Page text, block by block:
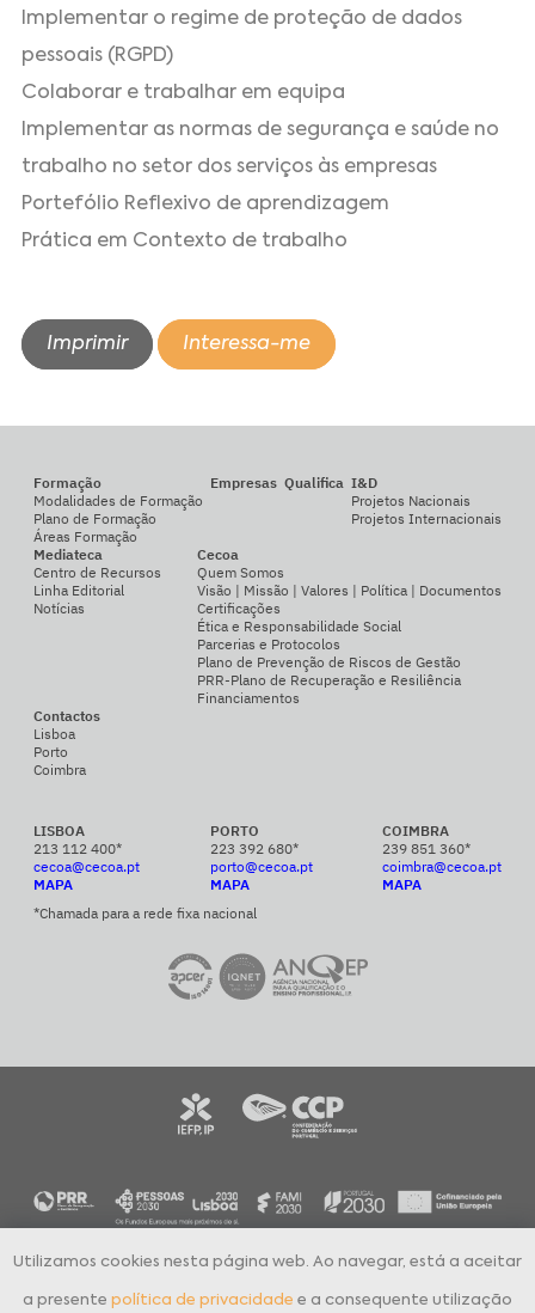
Implementar o regime de proteção de dados
pessoais (RGPD)
Colaborar e trabalhar em equipa
Implementar as normas de segurança e saúde no
trabalho no setor dos serviços às empresas
Portefólio Reflexivo de aprendizagem
Prática em Contexto de trabalho
Imprimir Interessa-me
Formação
Modalidades de Formação
Plano de Formação
Áreas Formação
Empresas Qualifica I&D
Projetos Nacionais
Projetos Internacionais
Mediateca
Centro de Recursos
Linha Editorial
Notícias
Cecoa
Quem Somos
Visão | Missão | Valores | Política | Documentos
Certificações
Ética e Responsabilidade Social
Parcerias e Protocolos
Plano de Prevenção de Riscos de Gestão
PRR-Plano de Recuperação e Resiliência
Financiamentos
Contactos
Lisboa
Porto
Coimbra
LISBOA
213 112 400*
cecoa@cecoa.pt
MAPA
PORTO
223 392 680*
porto@cecoa.pt
MAPA
COIMBRA
239 851 360*
coimbra@cecoa.pt
MAPA
*Chamada para a rede fixa nacional
Utilizamos cookies nesta página web. Ao navegar, está a aceitar
a presente política de privacidade e a consequente utilização
Todos os direitos reservados